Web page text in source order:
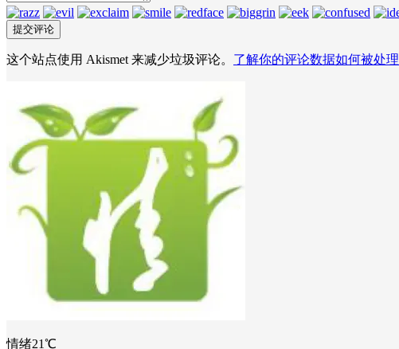
这个站点使用 Akismet 来减少垃圾评论。 了解你的评论数据如何被处理
情绪21℃